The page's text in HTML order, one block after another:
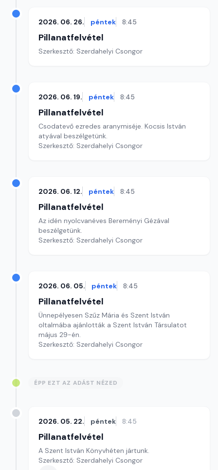
2026. 06. 26. péntek 8:45
Pillanatfelvétel
Szerkesztő: Szerdahelyi Csongor
2026. 06. 19. péntek 8:45
Pillanatfelvétel
Csodatevő ezredes aranymiséje. Kocsis István
atyával beszélgetünk.
Szerkesztő: Szerdahelyi Csongor
2026. 06. 12. péntek 8:45
Pillanatfelvétel
Az idén nyolcvanéves Bereményi Gézával
beszélgetünk.
Szerkesztő: Szerdahelyi Csongor
2026. 06. 05. péntek 8:45
Pillanatfelvétel
Ünnepélyesen Szűz Mária és Szent István
oltalmába ajánlották a Szent István Társulatot
május 29-én.
Szerkesztő: Szerdahelyi Csongor
ÉPP EZT AZ ADÁST NÉZED
2026. 05. 22. péntek 8:45
Pillanatfelvétel
A Szent István Könyvhéten jártunk.
Szerkesztő: Szerdahelyi Csongor